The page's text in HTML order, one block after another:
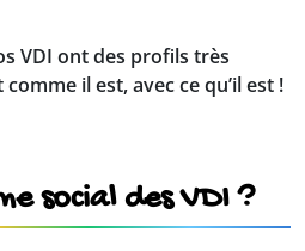
VDI ont des profils très
il est, avec ce qu’il est !
social des VDI ?